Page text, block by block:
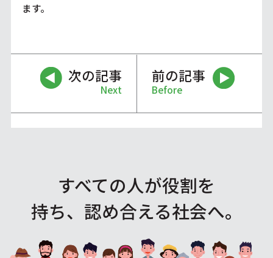
ます。
次の記事
Next
前の記事
Before
すべての人が役割を
持ち、認め合える社会へ。